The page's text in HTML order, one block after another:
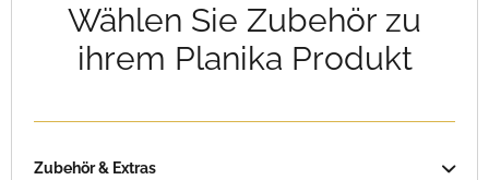
Wählen Sie Zubehör zu
ihrem Planika Produkt
Zubehör & Extras